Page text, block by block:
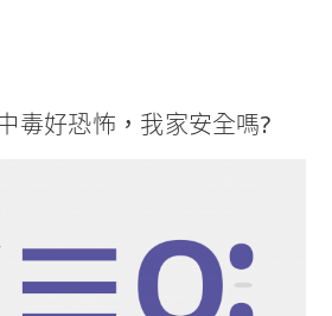
毒好恐怖，我家安全嗎?